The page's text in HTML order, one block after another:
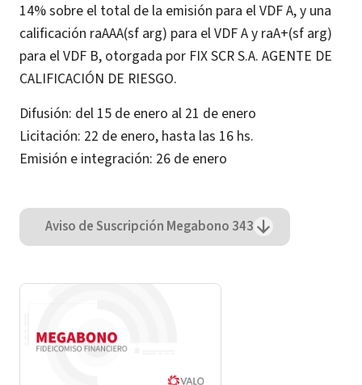
14% sobre el total de la emisión para el VDF A, y una
calificación raAAA(sf arg) para el VDF A y raA+(sf arg)
para el VDF B, otorgada por FIX SCR S.A. AGENTE DE
CALIFICACIÓN DE RIESGO.
Difusión: del 15 de enero al 21 de enero
Licitación: 22 de enero, hasta las 16 hs.
Emisión e integración: 26 de enero
Aviso de Suscripción Megabono 343